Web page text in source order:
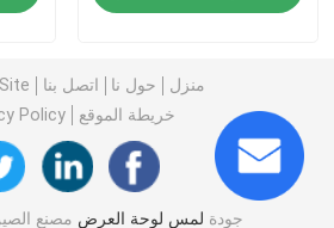
شاشة متعددة اللمس
وحدة عرض شاشة تعمل باللمس
منزل حول نا اتصل بنا
خريطة الموقع
Policy
جودة لمس لوحة العرض